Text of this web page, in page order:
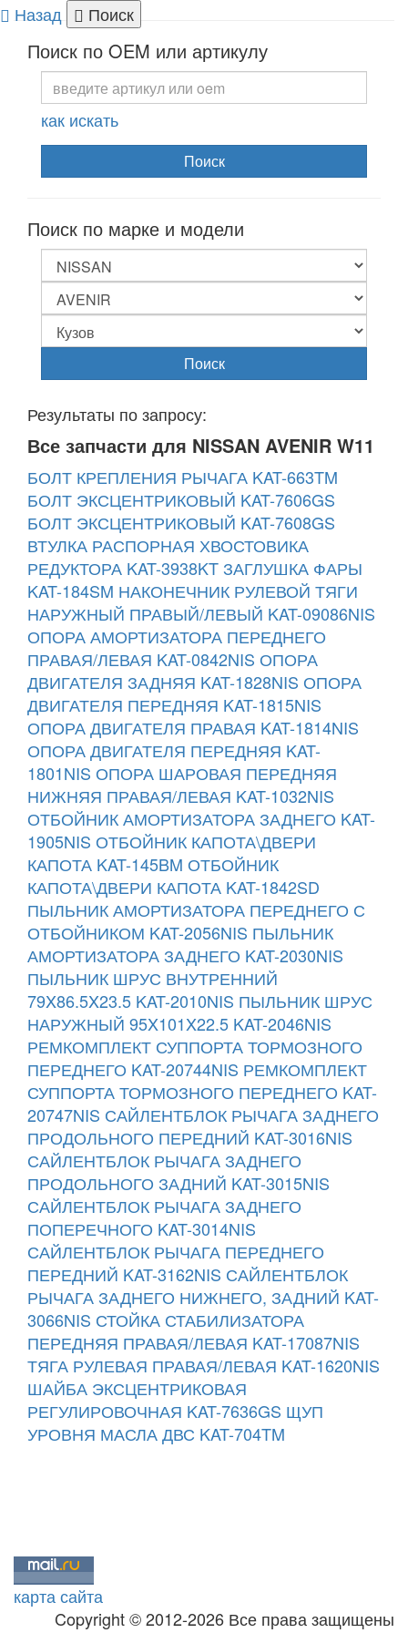
Назад Поиск
Поиск по OEM или артикулу
как искать
Поиск
Поиск по марке и модели
Поиск
Результаты по запросу:
Все запчасти для NISSAN AVENIR W11
БОЛТ КРЕПЛЕНИЯ РЫЧАГА KAT-663TM
БОЛТ ЭКСЦЕНТРИКОВЫЙ KAT-7606GS
БОЛТ ЭКСЦЕНТРИКОВЫЙ KAT-7608GS
ВТУЛКА РАСПОРНАЯ ХВОСТОВИКА
РЕДУКТОРА KAT-3938KTЗАГЛУШКА ФАРЫ
KAT-184SM НАКОНЕЧНИК РУЛЕВОЙ ТЯГИ
НАРУЖНЫЙ ПРАВЫЙ/ЛЕВЫЙ KAT-09086NIS
ОПОРА АМОРТИЗАТОРА ПЕРЕДНЕГО
ПРАВАЯ/ЛЕВАЯ KAT-0842NIS ОПОРА
ДВИГАТЕЛЯ ЗАДНЯЯ KAT-1828NIS ОПОРА
ДВИГАТЕЛЯ ПЕРЕДНЯЯ KAT-1815NIS
ОПОРА ДВИГАТЕЛЯ ПРАВАЯ KAT-1814NIS
ОПОРА ДВИГАТЕЛЯ ПЕРЕДНЯЯ KAT-
1801NIS ОПОРА ШАРОВАЯ ПЕРЕДНЯЯ
НИЖНЯЯ ПРАВАЯ/ЛЕВАЯ KAT-1032NIS
ОТБОЙНИК АМОРТИЗАТОРА ЗАДНЕГО KAT-
1905NIS ОТБОЙНИК КАПОТА\ДВЕРИ
КАПОТА KAT-145BM ОТБОЙНИК
КАПОТА\ДВЕРИ КАПОТА KAT-1842SD
ПЫЛЬНИК АМОРТИЗАТОРА ПЕРЕДНЕГО С
ОТБОЙНИКОМ KAT-2056NIS ПЫЛЬНИК
АМОРТИЗАТОРА ЗАДНЕГО KAT-2030NIS
ПЫЛЬНИК ШРУС ВНУТРЕННИЙ
79X86.5X23.5 KAT-2010NIS ПЫЛЬНИК ШРУС
НАРУЖНЫЙ 95X101X22.5 KAT-2046NIS
РЕМКОМПЛЕКТ СУППОРТА ТОРМОЗНОГО
ПЕРЕДНЕГО KAT-20744NIS РЕМКОМПЛЕКТ
СУППОРТА ТОРМОЗНОГО ПЕРЕДНЕГО KAT-
20747NIS САЙЛЕНТБЛОК РЫЧАГА ЗАДНЕГО
ПРОДОЛЬНОГО ПЕРЕДНИЙ KAT-3016NIS
САЙЛЕНТБЛОК РЫЧАГА ЗАДНЕГО
ПРОДОЛЬНОГО ЗАДНИЙ KAT-3015NIS
САЙЛЕНТБЛОК РЫЧАГА ЗАДНЕГО
ПОПЕРЕЧНОГО KAT-3014NIS
САЙЛЕНТБЛОК РЫЧАГА ПЕРЕДНЕГО
ПЕРЕДНИЙ KAT-3162NIS САЙЛЕНТБЛОК
РЫЧАГА ЗАДНЕГО НИЖНЕГО, ЗАДНИЙ KAT-
3066NIS СТОЙКА СТАБИЛИЗАТОРА
ПЕРЕДНЯЯ ПРАВАЯ/ЛЕВАЯ KAT-17087NIS
ТЯГА РУЛЕВАЯ ПРАВАЯ/ЛЕВАЯ KAT-1620NIS
ШАЙБА ЭКСЦЕНТРИКОВАЯ
РЕГУЛИРОВОЧНАЯ KAT-7636GS ЩУП
УРОВНЯ МАСЛА ДВС KAT-704TM
карта сайта
Copyright © 2012-2026 Все права защищены